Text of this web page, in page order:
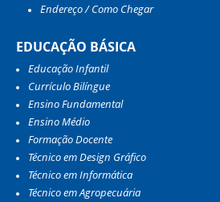
Endereço / Como Chegar
EDUCAÇÃO BÁSICA
Educação Infantil
Currículo Bilíngue
Ensino Fundamental
Ensino Médio
Formação Docente
Técnico em Design Gráfico
Técnico em Informática
Técnico em Agropecuária